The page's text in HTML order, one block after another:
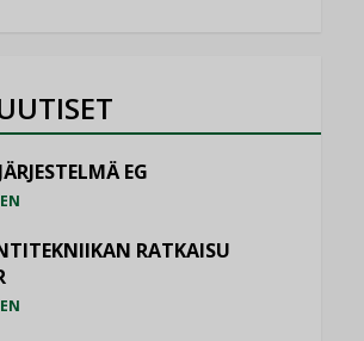
EG
RATKAISU